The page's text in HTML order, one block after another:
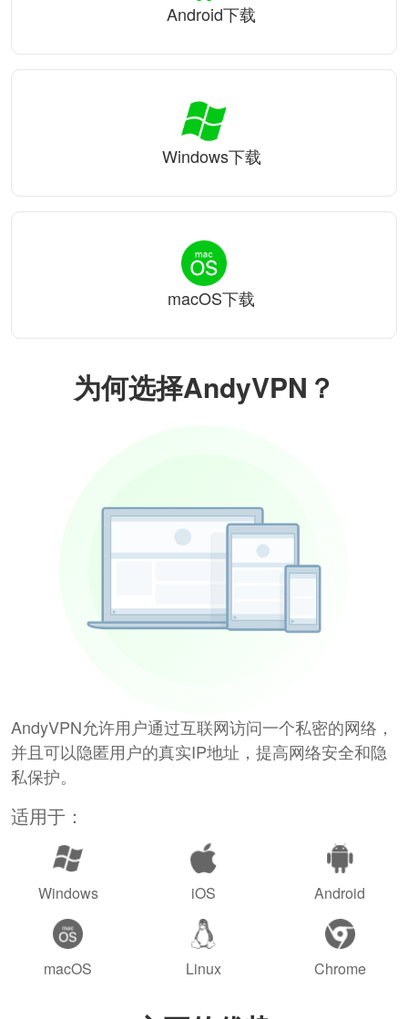
为何选择AndyVPN？
AndyVPN允许用户通过互联网访问一个私密的网络，
并且可以隐匿用户的真实IP地址，提高网络安全和隐
私保护。
适用于：
Windows iOS Android
macOS Linux Chrome
Android下载
Windows下载
macOS下载